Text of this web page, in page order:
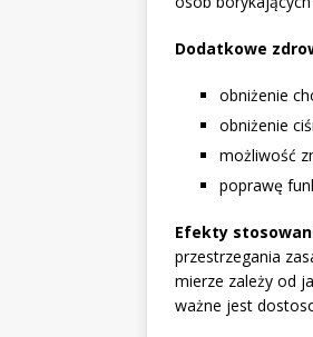
Dodatkowe
obniżenie
obniżenie
możliwość
poprawę
Efekty
przestrzegania
mierze zależy od
ważne jest